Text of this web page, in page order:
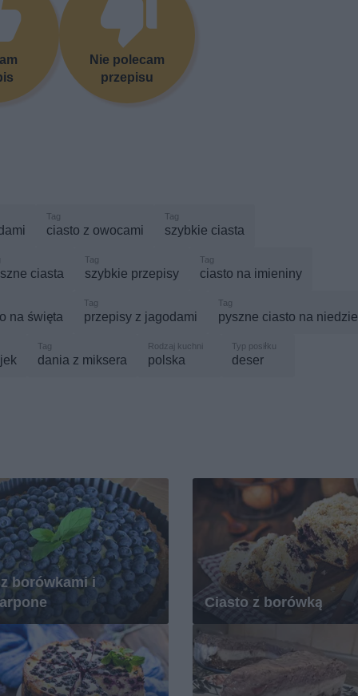
Nie polecam
przepisu
ciasto z owocami szybkie ciasta
ciasta szybkie przepisy ciasto na imieniny
na święta przepisy z jagodami pyszne ciasto na
dania z miksera polska deser
borówkami i
Ciasto z borówką